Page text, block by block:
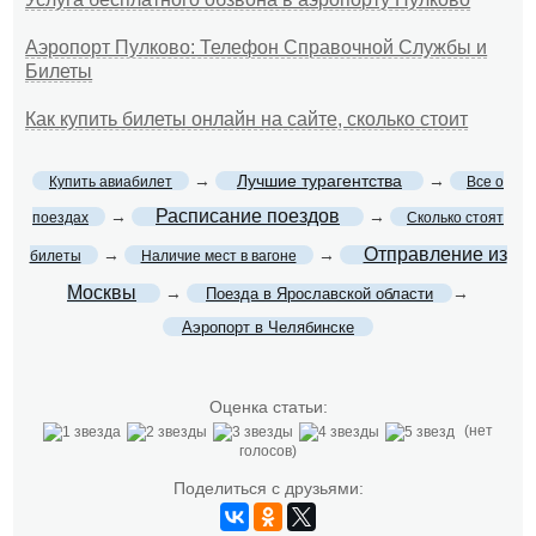
Аэропорт Пулково: Телефон Справочной Службы и
Билеты
Как купить билеты онлайн на сайте, сколько стоит
Купить авиабилет → Лучшие турагентства → Все о
поездах → Расписание поездов → Сколько стоят
билеты → Наличие мест в вагоне →
Отправление из
Москвы
→ Поезда в Ярославской области →
Аэропорт в Челябинске
Оценка статьи:
(нет
голосов)
Поделиться с друзьями: